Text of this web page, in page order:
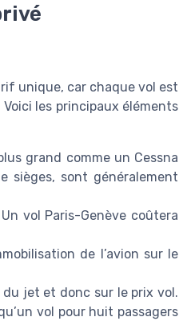
unique, car chaque vol est
les principaux éléments
grand comme un Cessna
sièges, sont généralement
vol Paris-Genève coûtera
de l’avion sur le
du jet et donc sur le prix vol.
vol pour huit passagers